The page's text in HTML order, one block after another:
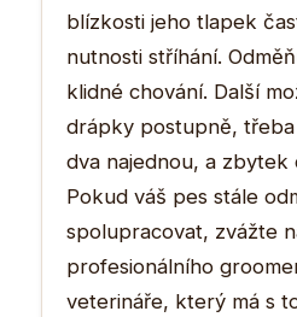
blízkosti jeho tlapek
nutnosti stříhání.
klidné chování. Další
drápky postupně,
dva najednou, a zbytek
Pokud váš pes stále
spolupracovat, zvážte
profesionálního
veterináře, který má s